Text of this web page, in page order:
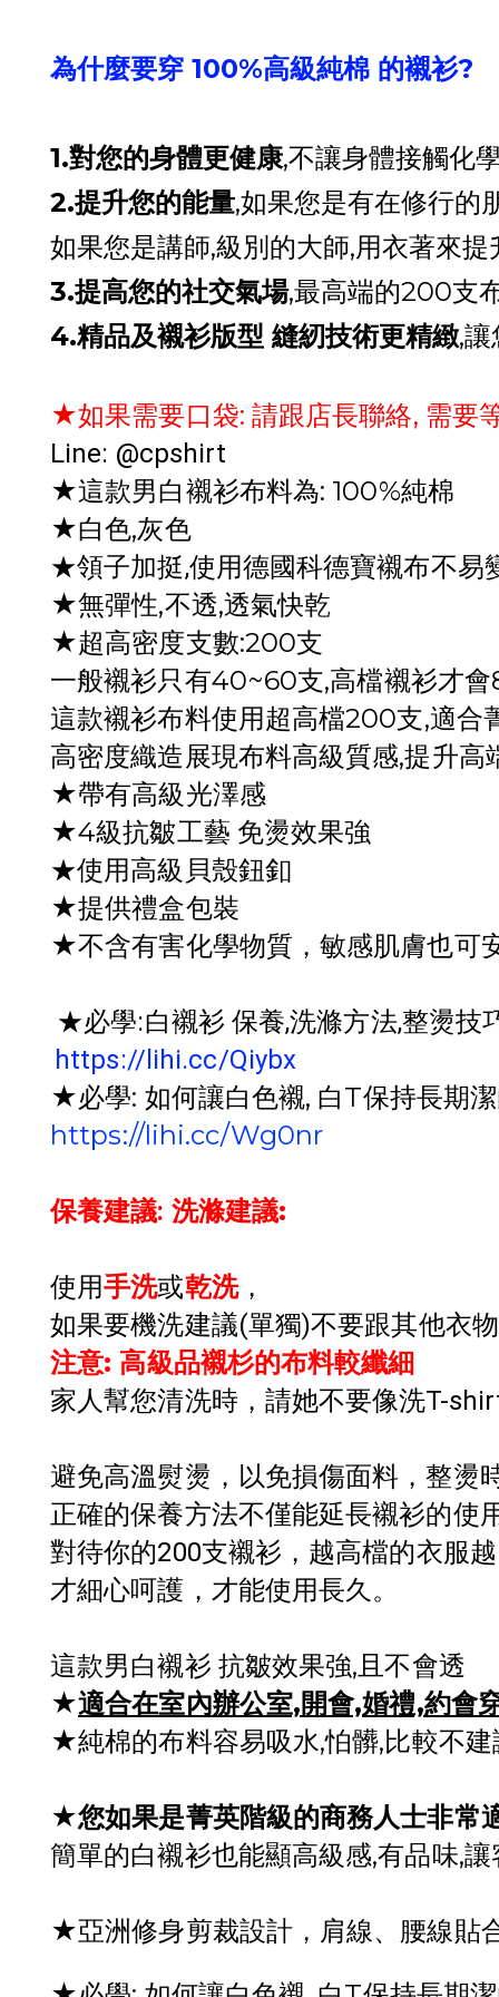
為什麼要穿 100%高級純棉 的襯衫?
1.對您的身體更健康,不讓身體接觸化
2.提升您的能量,如果您是有在修行的
如果您是講師,級別的大師,用衣著來
3.提高您的社交氣場,最高端的200支
4.精品及襯衫版型 縫紉技術更精緻,
★如果需要口袋: 請跟店長聯絡, 需要
Line: @cpshirt
★這款男白襯衫布料為: 100%純棉
★白色,灰色
★領子加挺,使用德國科德寶襯布不易
★無彈性,不透,透氣快乾
★超高密度支數:200支
一般襯衫只有40~60支,高檔襯衫才
這款襯衫布料使用超高檔200支,適合
高密度織造展現布料高級質感,提升高
★帶有高級光澤感
★4級抗皺工藝 免燙效果強
★使用高級貝殼鈕釦
★提供禮盒包裝
★不含有害化學物質，敏感肌膚也可
★必學:白襯衫 保養,洗滌方法,整燙技
https://lihi.cc/Qiybx
★必學: 如何讓白色襯, 白T保持長期
https://lihi.cc/Wg0nr
保養建議: 洗滌建議:
使用手洗或乾洗，
如果要機洗建議(單獨)不要跟其他衣
注意: 高級品襯杉的布料較纖細
家人幫您清洗時，請她不要像洗T-
避免高溫熨燙，以免損傷面料 ，整燙
正確的保養方法不僅能延長襯衫的使
對待你的200支襯衫， 越高檔的衣服
才細心呵護，才能使用長久。
這款男白襯衫 抗皺效果強,且不會透
★適合在室內辦公室,開會,婚禮,約會
★純棉的布料容易吸水,怕髒,比較不
★您如果是菁英階級的商務人士非常
簡單的白襯衫也能顯高級感,有品味,
★亞洲修身剪裁設計，肩線、腰線貼